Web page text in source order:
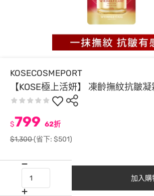
KOSECOSMEPORT
【KOSE極上活妍】 凍齡撫紋抗皺
$799 62折
$1,300(省下: $501)
加入購